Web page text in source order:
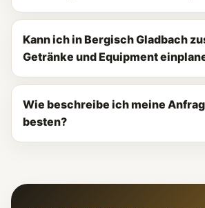
Kann ich in Bergisch Gladbach
Getränke und Equipment
Wie beschreibe ich meine
besten?